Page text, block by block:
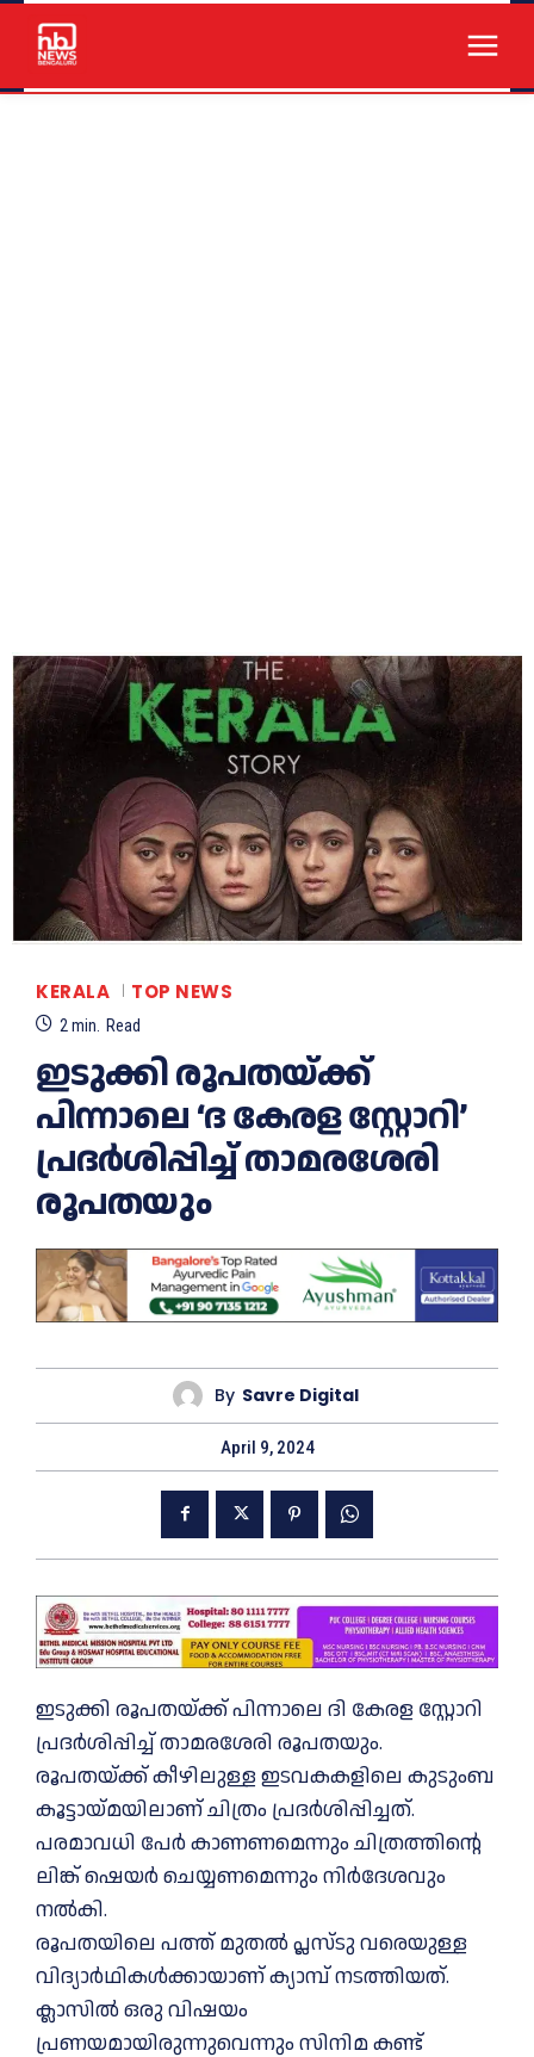
KERALA TOP NEWS
2min. Read
ഇടുക്കി രൂപതയ്ക്ക്
പിന്നാലെ ‘ദ കേരള സ്റ്റോറി’
പ്രദര്‍ശിപ്പിച്ച് താമരശേരി
രൂപതയും
By Savre Digital
April 9, 2024
ഇടുക്കി രൂപതയ്‌ക്ക് പിന്നാലെ ദി കേരള സ്റ്റോറി
പ്രദർശിപ്പിച്ച്‌ താമരശേരി രൂപതയും.
രൂപതയ്‌ക്ക് കീഴിലുള്ള ഇടവകകളിലെ കുടുംബ
കൂട്ടായ്മയിലാണ് ചിത്രം പ്രദർശിപ്പിച്ചത്.
പരമാവധി പേർ കാണണമെന്നും ചിത്രത്തിന്റെ
ലിങ്ക് ഷെയർ ചെയ്യണമെന്നും നിർദേശവും
നല്‍കി.
രൂപതയിലെ പത്ത് മുതല്‍ പ്ലസ്ടു വരെയുള്ള
വിദ്യാര്‍ഥികള്‍ക്കായാണ് ക്യാമ്പ് നടത്തിയത്.
ക്ലാസില്‍ ഒരു വിഷയം
പ്രണയമായിരുന്നുവെന്നും സിനിമ കണ്ട്